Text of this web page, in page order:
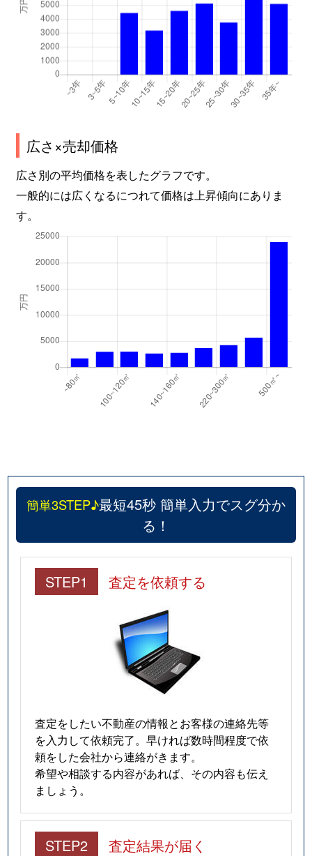
広さ×売却価格
広さ別の平均価格を表したグラフです。
一般的には広くなるにつれて価格は上昇傾向にありま
す。
簡単3STEP♪最短45秒 簡単入力でスグ分か
る！
STEP1 査定を依頼する
査定をしたい不動産の情報とお客様の連絡先等
を入力して依頼完了。早ければ数時間程度で依
頼をした会社から連絡がきます。
希望や相談する内容があれば、その内容も伝え
ましょう。
STEP2 査定結果が届く